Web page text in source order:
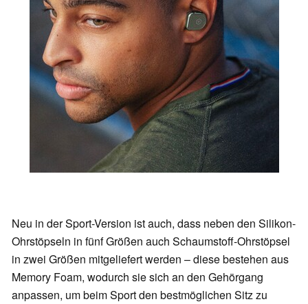
Neu in der Sport-Version ist auch, dass neben den Silikon-
Ohrstöpseln in fünf Größen auch Schaumstoff-Ohrstöpsel
in zwei Größen mitgeliefert werden – diese bestehen aus
Memory Foam, wodurch sie sich an den Gehörgang
anpassen, um beim Sport den bestmöglichen Sitz zu